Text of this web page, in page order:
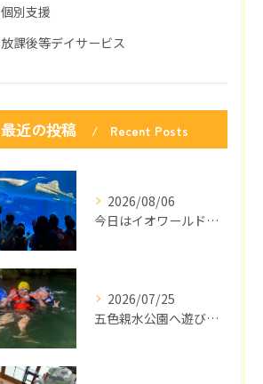
個別支援
放課後等デイサービス
最近の投稿 Recent Posts
2026/08/06
今日はイオワールドかごしま水族館に行ってきました🐬🎉
2026/07/25
五色親水公園へ遊びに来ました🌻🌞